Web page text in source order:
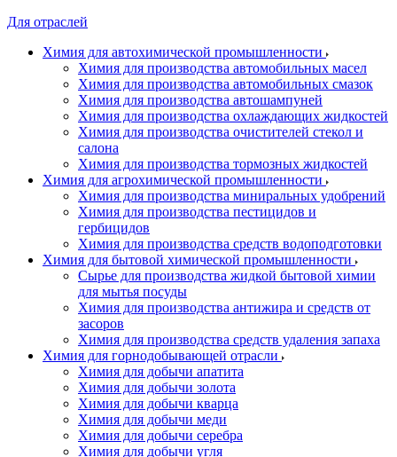
Для отраслей
Химия для автохимической промышленности
Химия для производства автомобильных масел
Химия для производства автомобильных смазок
Химия для производства автошампуней
Химия для производства охлаждающих жидкостей
Химия для производства очистителей стекол и
салона
Химия для производства тормозных жидкостей
Химия для агрохимической промышленности
Химия для производства миниральных удобрений
Химия для производства пестицидов и
гербицидов
Химия для производства средств водоподготовки
Химия для бытовой химической промышленности
Сырье для производства жидкой бытовой химии
для мытья посуды
Химия для производства антижира и средств от
засоров
Химия для производства средств удаления запаха
Химия для горнодобывающей отрасли
Химия для добычи апатита
Химия для добычи золота
Химия для добычи кварца
Химия для добычи меди
Химия для добычи серебра
Химия для добычи угля